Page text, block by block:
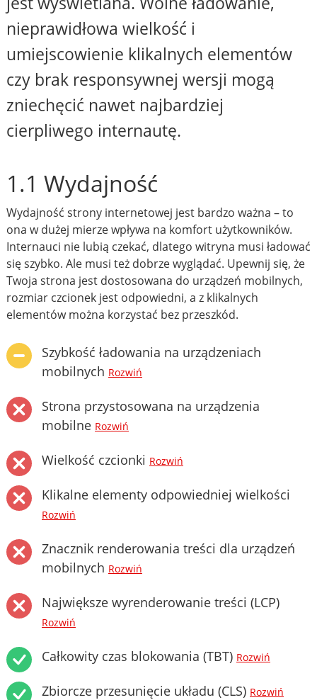
nieprawidłowa wielkość i
umiejscowienie klikalnych elementów
czy brak responsywnej wersji mogą
zniechęcić nawet najbardziej
cierpliwego internautę.
1.1 Wydajność
Wydajność strony internetowej jest bardzo ważna – to
ona w dużej mierze wpływa na komfort użytkowników.
Internauci nie lubią czekać, dlatego witryna musi ładować
się szybko. Ale musi też dobrze wyglądać. Upewnij się, że
Twoja strona jest dostosowana do urządzeń mobilnych,
rozmiar czcionek jest odpowiedni, a z klikalnych
elementów można korzystać bez przeszkód.
Szybkość ładowania na urządzeniach
mobilnych Rozwiń
Strona przystosowana na urządzenia
mobilne Rozwiń
Wielkość czcionki Rozwiń
Klikalne elementy odpowiedniej wielkości
Rozwiń
Znacznik renderowania treści dla urządzeń
mobilnych Rozwiń
Największe wyrenderowanie treści (LCP)
Rozwiń
Całkowity czas blokowania (TBT) Rozwiń
Zbiorcze przesunięcie układu (CLS) Rozwiń